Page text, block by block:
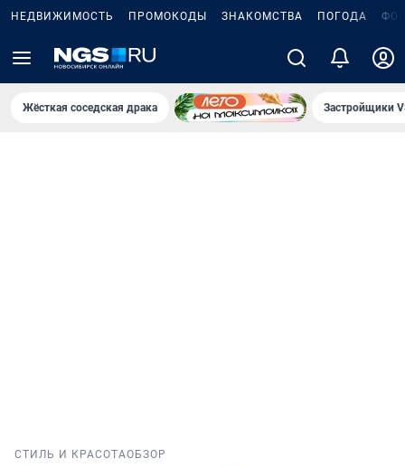
НЕДВИЖИМОСТЬ ПРОМОКОДЫ ЗНАКОМСТВА ПОГОДА
Жёсткая соседская драка Застройщики
СТИЛЬ И КРАСОТАОБЗОР